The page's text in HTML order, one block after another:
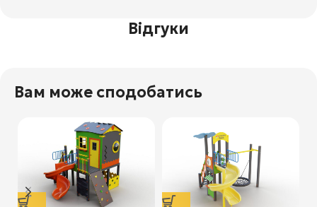
Відгуки
Вам може сподобатись